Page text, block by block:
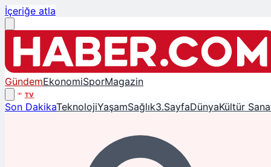
İçeriğe atla
GündemEkonomiSporMagazin
TV
Son DakikaTeknolojiYaşamSağlık3.SayfaDünyaKültür